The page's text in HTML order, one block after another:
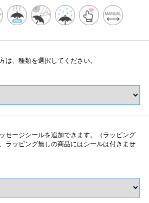
は、種類を選択してください。
セージシールを追加できます。（ラッピング
ラッピング無しの商品にはシールは付きませ